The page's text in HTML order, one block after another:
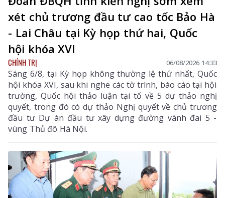
xét chủ trương đầu tư cao tốc Bảo Hà
- Lai Châu tại Kỳ họp thứ hai, Quốc
hội khóa XVI
CHÍNH TRỊ 06/08/2026 14:33
Sáng 6/8, tại Kỳ họp không thường lệ thứ nhất, Quốc
hội khóa XVI, sau khi nghe các tờ trình, báo cáo tại hội
trường, Quốc hội thảo luận tại tổ về 5 dự thảo nghị
quyết, trong đó có dự thảo Nghị quyết về chủ trương
đầu tư Dự án đầu tư xây dựng đường vành đai 5 -
vùng Thủ đô Hà Nội.